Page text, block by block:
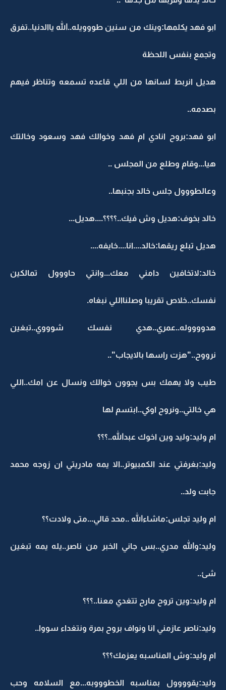
ابو فهد يكلمها:وينك من سنين طووويله..الله ياالدنيا..تفرق
وتجمع بنفس اللحظة
هديل انربط لسانها من اللي قاعده تسمعه وتناظر فيهم
بصدمه..
ابو فهد:بروح انادي ام فهد وخوالك فهد وسعود وخالتك
هيا...وقام وطلع من المجلس ..
وعالطووول جلس خالد بجنبها..
خالد بخوف:هديل وش فيك..؟؟؟؟....هديل...
هديل تبلع ريقها:خالد....انا....خايفه....
خالد:لاتخافين دامني معك...وانتي حاووول تمالكين
نفسك..خلاص تقريبا وصلنااللي نبغاه.
هدووووله..عمري..هدي نفسك شوووي..تبغين
نرووح.."هزت راسها بالايجاب"..
طيب ولا يهمك بس يجوون خوالك ونسال عن امك..اللي
هي خالتي..ونروح اوكي..ابتسم لها
ام وليد:وليد وين اخوك عبدالله..؟؟؟
وليد:بغرفتي عند الكمبيوتر..الا يمه مادريتي ان زوجه محمد
جابت ولد..
ام وليد تجلس:ماشاءالله ..محد قالي...متى ولادت؟؟
وليد:والله مدري..بس جاني الخبر من ناصر..يله يمه تبغين
شئ..
ام وليد:وين تروح مارح تتغدي معنا..؟؟؟
وليد:ناصر عازمني انا ونواف بروح بمرة ونتغداء سووا..
ام وليد:وش المناسبه يعزمك؟؟؟
وليد:يقوووول بمناسبه الخطوووبه...مع السلامه وحب